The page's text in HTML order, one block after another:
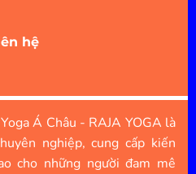
hệ
Á Châu - RAJA YOGA là
nghiệp, cung cấp kiến
cho những người đam mê